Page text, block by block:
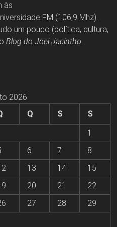
às
FM (106,9 Mhz).
um pouco (política, cultura,
Blog do Joel Jacintho.
2026
Q S
S
1
6 7
8
13 14
15
20 21
22
27 28
29